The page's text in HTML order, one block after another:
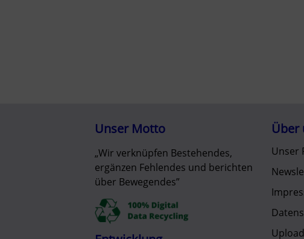
Unser Motto
„Wir verknüpfen Bestehendes,
ergänzen Fehlendes und berichten
über Bewegendes”
Über
Unser